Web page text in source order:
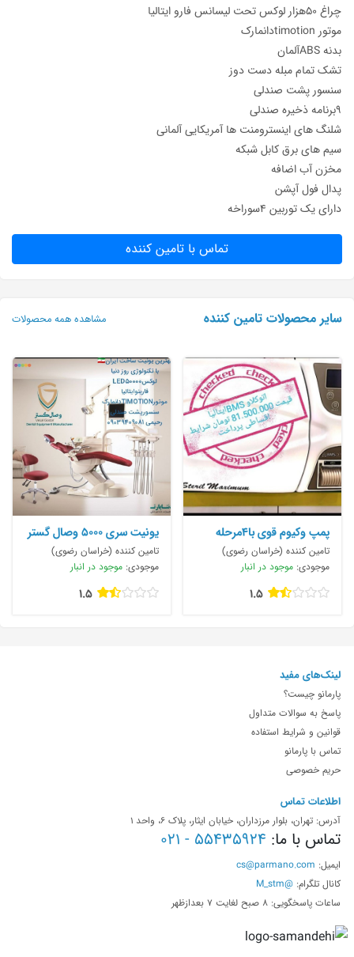
چراغ 50هزار لوکس تحت لیسانس فارو ایتالیا
موتور timotionدانمارک
بدنه ABSآلمان
تشک تمام مبله دست دوز
سنسور پشت صندلی
9برنامه ذخیره صندلی
شلنگ های اینسترومنت ها آمریکایی آلمانی
سیم های برق کابل شبکه
مخزن آب اضافه
پدال فول آپشن
دارای یک توربین 4سوراخه
تماس با تامین کننده
سایر محصولات تامین کننده مشاهده همه محصولات
پمپ وکیوم قوی با4مرحله
وکیوم تا9
تامین کننده (خراسان رضوی)
موجودی: موجود در انبار
1.5
یونیت سری 5000 وصال گستر
طب
تامین کننده (خراسان رضوی)
موجودی: موجود در انبار
1.5
لینک‌های مفید
پارمانو چیست؟
پاسخ به سوالات متداول
قوانین و شرایط استفاده
تماس با پارمانو
حریم خصوصی
اطلاعات تماس
آدرس: تهران، بلوار مرزداران، خیابان ایثار، پلاک 6، واحد 1
تماس با ما: 55435924 - 021
ایمیل: cs@parmano.com
کانال تلگرام: @M_stm
ساعات پاسخگویی: 8 صبح لغایت 7 بعدازظهر